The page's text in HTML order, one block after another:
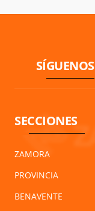
SÍGUENOS
SECCIONES
ZAMORA
PROVINCIA
BENAVENTE